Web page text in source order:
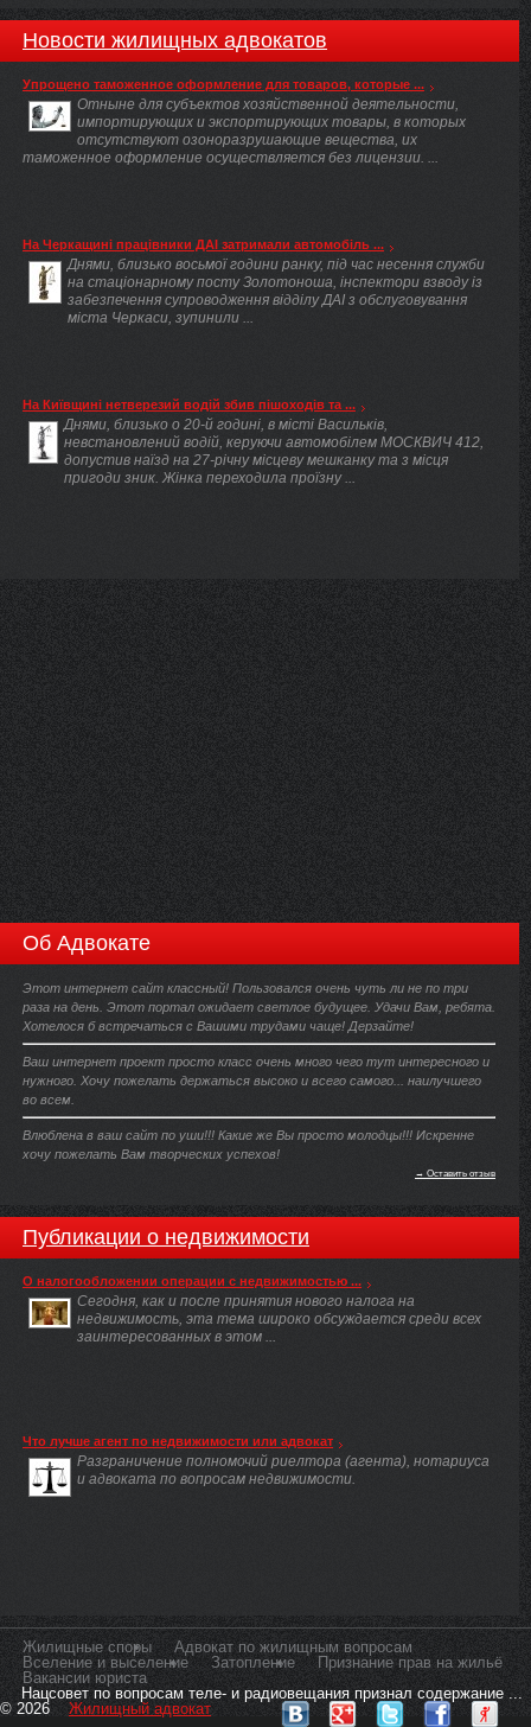
Новости жилищных адвокатов
Упрощено таможенное оформление для товаров, которые ...
Отныне для субъектов хозяйственной деятельности,
импортирующих и экспортирующих товары, в которых
отсутствуют озоноразрушающие вещества, их
таможенное оформление осуществляется без лицензии. ...
На Черкащині працівники ДАІ затримали автомобіль ...
Днями, близько восьмої години ранку, під час несення служби
на стаціонарному посту Золотоноша, інспектори взводу із
забезпечення супроводження відділу ДАІ з обслуговування
міста Черкаси, зупинили ...
На Київщині нетверезий водій збив пішоходів та ...
Днями, близько о 20-й годині, в місті Васильків,
невстановлений водій, керуючи автомобілем МОСКВИЧ 412,
допустив наїзд на 27-річну місцеву мешканку та з місця
пригоди зник. Жінка переходила проїзну ...
Об Адвокате
Этот интернет сайт классный! Пользовался очень чуть ли не по три
раза на день. Этот портал ожидает светлое будущее. Удачи Вам, ребята.
Хотелося б встречаться с Вашими трудами чаще! Дерзайте!
Ваш интернет проект просто класс очень много чего тут интересного и
нужного. Хочу пожелать держаться высоко и всего самого... наилучшего
во всем.
Влюблена в ваш сайт по уши!!! Какие же Вы просто молодцы!!! Искренне
хочу пожелать Вам творческих успехов!
→ Оставить отзыв
Публикации о недвижимости
О налогообложении операции с недвижимостью ...
Сегодня, как и после принятия нового налога на
недвижимость, эта тема широко обсуждается среди всех
заинтересованных в этом ...
Что лучше агент по недвижимости или адвокат
Разграничение полномочий риелтора (агента), нотариуса
и адвоката по вопросам недвижимости.
Жилищные споры
Адвокат по жилищным вопросам
Вселение и выселение
Затопление
Признание прав на жильё
Вакансии юриста
Нацсовет по вопросам теле- и радиовещания признал содержание ...
© 2026
Жилищный адвокат